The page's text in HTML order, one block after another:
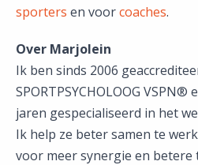
sporters en voorcoaches.
Over Marjolein
Ik ben sinds 2006
SPORTPSYCHOLOOG
jaren gespecialiseerd in het
Ik help ze beter samen te
voor meer synergie en betere